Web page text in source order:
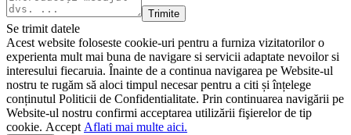
Trimite
Se trimit datele
Acest website foloseste cookie-uri pentru a furniza vizitatorilor o
experienta mult mai buna de navigare si servicii adaptate nevoilor si
interesului fiecaruia. Înainte de a continua navigarea pe Website-ul
nostru te rugăm să aloci timpul necesar pentru a citi și înțelege
conținutul Politicii de Confidentialitate. Prin continuarea navigării pe
Website-ul nostru confirmi acceptarea utilizării fişierelor de tip
cookie. Accept Aflati mai multe aici.